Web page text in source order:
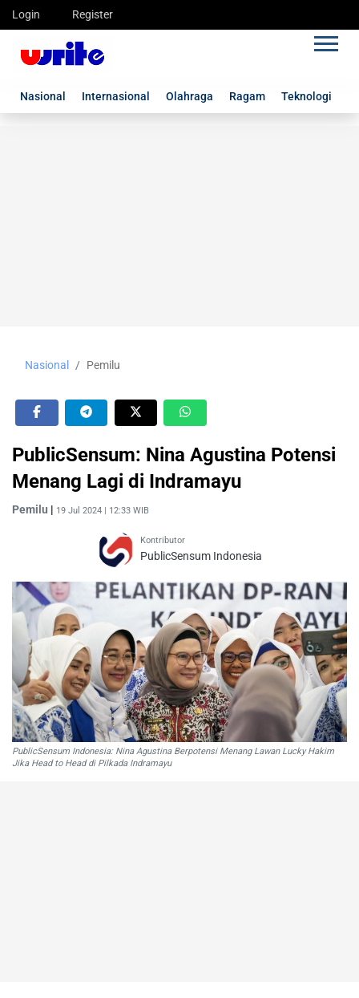
Login Register
Nasional Internasional Olahraga Ragam Teknologi
Nasional Pemilu
PublicSensum: Nina Agustina Potensi
Menang Lagi di Indramayu
Pemilu | 19 Jul 2024 | 12:33 WIB
Kontributor
PublicSensum Indonesia
PublicSensum Indonesia: Nina Agustina Berpotensi Menang Lawan Lucky Hakim
Jika Head to Head di Pilkada Indramayu